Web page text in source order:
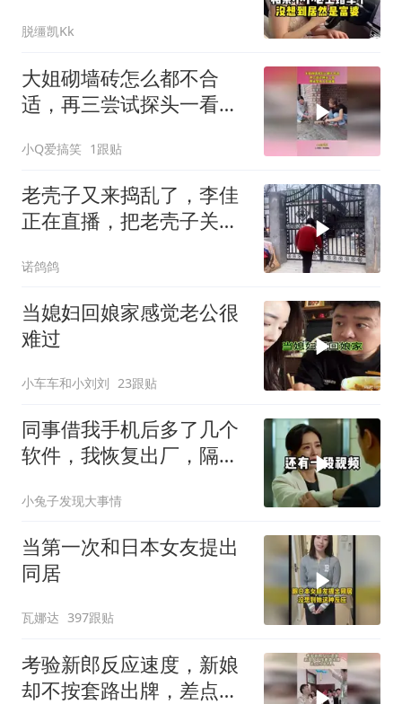
脱缰凯Kk
大姐砌墙砖怎么都不合
适，再三尝试探头一看，
小Q爱搞笑 1跟贴
老壳子又来捣乱了，李佳
正在直播，把老壳子关在
诺鸽鸽
当媳妇回娘家感觉老公很
难过
小车车和小刘刘 23跟贴
同事借我手机后多了几个
软件，我恢复出厂，隔壁
小兔子发现大事情
当第一次和日本女友提出
同居
瓦娜达 397跟贴
考验新郎反应速度，新娘
却不按套路出牌，差点当